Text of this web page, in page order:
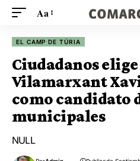
Aa
EL CAMP DE TÚRIA
Ciudadanos
Vilamarxant
como candidato
municipales
NULL